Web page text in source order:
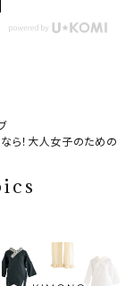
ら！大人女子のための